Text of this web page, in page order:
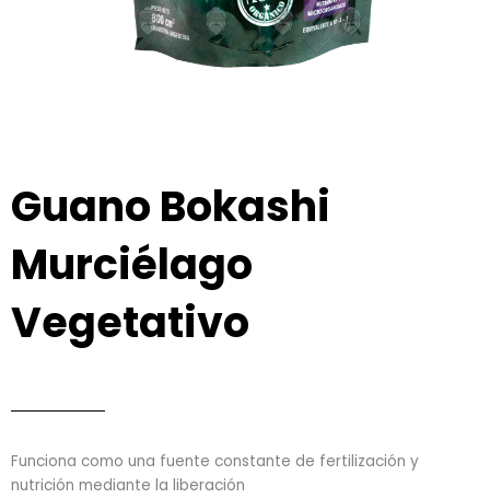
Guano Bokashi
Murciélago
Vegetativo
Funciona como una fuente constante de fertilización y
nutrición mediante la liberación